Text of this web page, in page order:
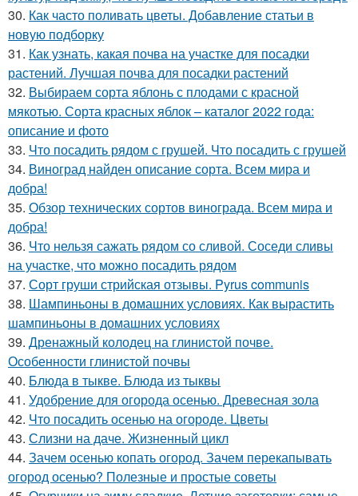
30. Как часто поливать цветы. Добавление статьи в
новую подборку
31. Как узнать, какая почва на участке для посадки
растений. Лучшая почва для посадки растений
32. Выбираем сорта яблонь с плодами с красной
мякотью. Сорта красных яблок – каталог 2022 года:
описание и фото
33. Что посадить рядом с грушей. Что посадить с грушей
34. Виноград найден описание сорта. Всем мира и
добра!
35. Обзор технических сортов винограда. Всем мира и
добра!
36. Что нельзя сажать рядом со сливой. Соседи сливы
на участке, что можно посадить рядом
37. Сорт груши стрийская отзывы. Pyrus communis
38. Шампиньоны в домашних условиях. Как вырастить
шампиньоны в домашних условиях
39. Дренажный колодец на глинистой почве.
Особенности глинистой почвы
40. Блюда в тыкве. Блюда из тыквы
41. Удобрение для огорода осенью. Древесная зола
42. Что посадить осенью на огороде. Цветы
43. Слизни на даче. Жизненный цикл
44. Зачем осенью копать огород. Зачем перекапывать
огород осенью? Полезные и простые советы